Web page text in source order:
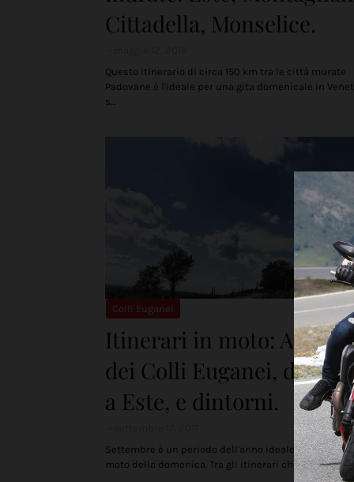
Cittadella, Monselice.
Questo itinerario di circa 150 km tra le città murate
Padovane è l'ideale per una gita domenicale in
s…
Colli Euganei
Itinerari in moto: Ai piedi
dei Colli Euganei, da
a Este, e dintorni.
Settembre è un periodo dell'anno ideale per le gite
moto della domenica. Tra gli itinerari che preferisco,